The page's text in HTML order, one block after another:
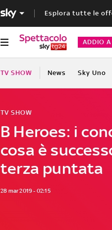
Esplora tutte le
ADDIO A
TV SHOW News Sky Uno
B Heroes: i
cosa è
terza puntata
TV SHOW
28 mar 2019 - 02:15